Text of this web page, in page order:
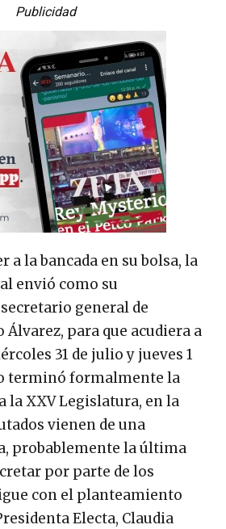
Publicidad
a la bancada en su bolsa, la
envió como su
general de
para que acudiera a
31 de julio y jueves 1
terminó formalmente la
la XXV Legislatura, en la
vienen de una
probablemente la última
por parte de los
con el planteamiento
Electa, Claudia